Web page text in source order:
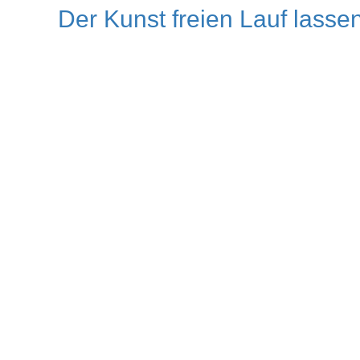
Der Kunst freien Lauf